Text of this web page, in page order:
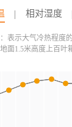
相对湿度
表示大气冷热程度
面1.5米高度上百叶